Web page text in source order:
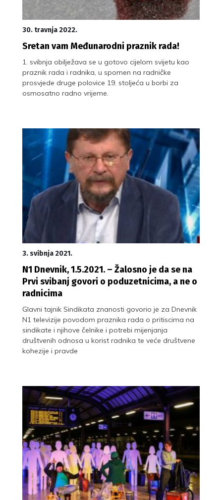
30. travnja 2022.
Sretan vam Međunarodni praznik rada!
1. svibnja obilježava se u gotovo cijelom svijetu kao
praznik rada i radnika, u spomen na radničke
prosvjede druge polovice 19. stoljeća u borbi za
osmosatno radno vrijeme.
3. svibnja 2021.
N1 Dnevnik, 1.5.2021. – Žalosno je da se na
Prvi svibanj govori o poduzetnicima, a ne o
radnicima
Glavni tajnik Sindikata znanosti govorio je za Dnevnik
N1 televizije povodom praznika rada o pritiscima na
sindikate i njihove čelnike i potrebi mijenjanja
društvenih odnosa u korist radnika te veće društvene
kohezije i pravde